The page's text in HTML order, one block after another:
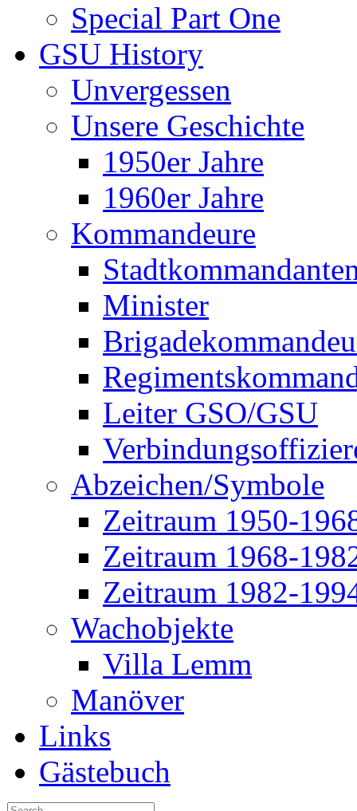
Special Part One
GSU History
Unvergessen
Unsere Geschichte
1950er Jahre
1960er Jahre
Kommandeure
Minister
Leiter GSO/GSU
Abzeichen/Symbole
Zeitraum 1950-
Zeitraum 1968-
Zeitraum 1982-
Wachobjekte
Villa Lemm
Manöver
Links
Gästebuch